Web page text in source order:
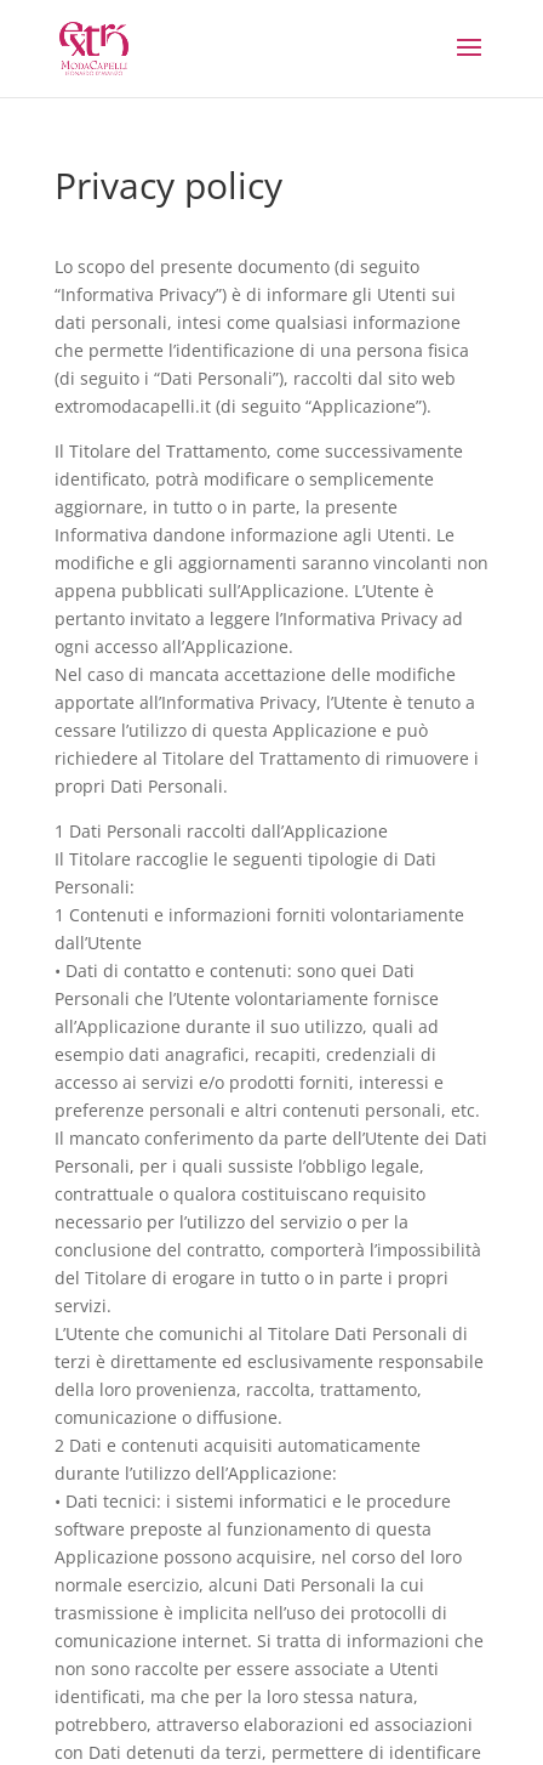
Privacy policy
Lo scopo del presente documento (di seguito
“Informativa Privacy”) è di informare gli Utenti sui
dati personali, intesi come qualsiasi informazione
che permette l’identificazione di una persona fisica
(di seguito i “Dati Personali”), raccolti dal sito web
extromodacapelli.it (di seguito “Applicazione”).
Il Titolare del Trattamento, come successivamente
identificato, potrà modificare o semplicemente
aggiornare, in tutto o in parte, la presente
Informativa dandone informazione agli Utenti. Le
modifiche e gli aggiornamenti saranno vincolanti non
appena pubblicati sull’Applicazione. L’Utente è
pertanto invitato a leggere l’Informativa Privacy ad
ogni accesso all’Applicazione.
Nel caso di mancata accettazione delle modifiche
apportate all’Informativa Privacy, l’Utente è tenuto a
cessare l’utilizzo di questa Applicazione e può
richiedere al Titolare del Trattamento di rimuovere i
propri Dati Personali.
1 Dati Personali raccolti dall’Applicazione
Il Titolare raccoglie le seguenti tipologie di Dati
Personali:
1 Contenuti e informazioni forniti volontariamente
dall’Utente
• Dati di contatto e contenuti: sono quei Dati
Personali che l’Utente volontariamente fornisce
all’Applicazione durante il suo utilizzo, quali ad
esempio dati anagrafici, recapiti, credenziali di
accesso ai servizi e/o prodotti forniti, interessi e
preferenze personali e altri contenuti personali, etc.
Il mancato conferimento da parte dell’Utente dei Dati
Personali, per i quali sussiste l’obbligo legale,
contrattuale o qualora costituiscano requisito
necessario per l’utilizzo del servizio o per la
conclusione del contratto, comporterà l’impossibilità
del Titolare di erogare in tutto o in parte i propri
servizi.
L’Utente che comunichi al Titolare Dati Personali di
terzi è direttamente ed esclusivamente responsabile
della loro provenienza, raccolta, trattamento,
comunicazione o diffusione.
2 Dati e contenuti acquisiti automaticamente
durante l’utilizzo dell’Applicazione:
• Dati tecnici: i sistemi informatici e le procedure
software preposte al funzionamento di questa
Applicazione possono acquisire, nel corso del loro
normale esercizio, alcuni Dati Personali la cui
trasmissione è implicita nell’uso dei protocolli di
comunicazione internet. Si tratta di informazioni che
non sono raccolte per essere associate a Utenti
identificati, ma che per la loro stessa natura,
potrebbero, attraverso elaborazioni ed associazioni
con Dati detenuti da terzi, permettere di identificare